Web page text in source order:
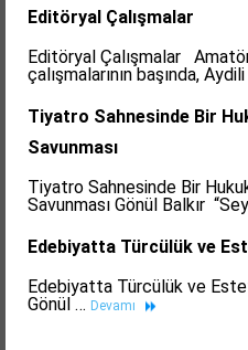
Editöryal Çalışmalar
Editöryal Çalışmalar
çalışmalarının başında,
Tiyatro Sahnesinde Bir
Savunması
Tiyatro Sahnesinde Bir
Savunması Gönül Balkır
Edebiyatta Türcülük ve
Edebiyatta Türcülük ve
Gönül … Devamı